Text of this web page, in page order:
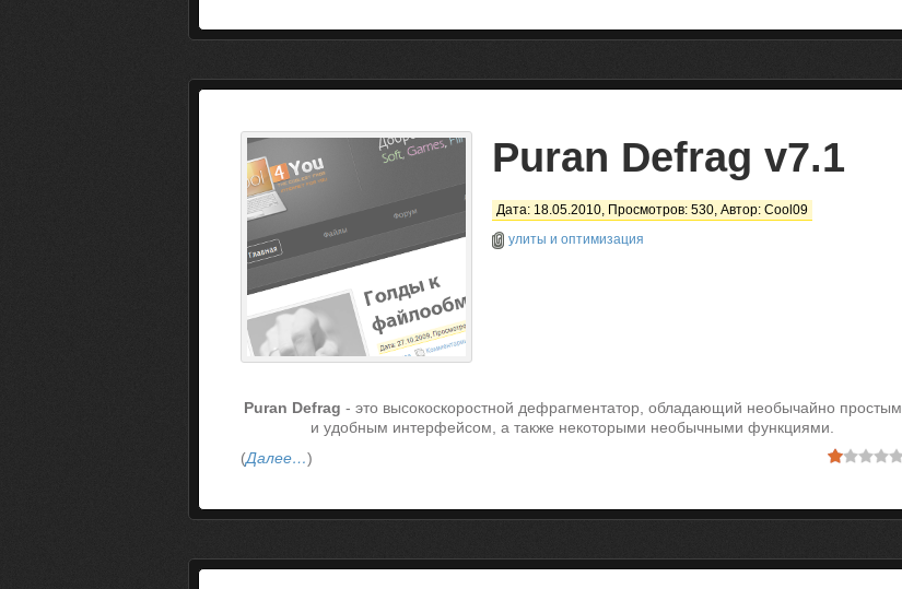
Puran Defrag v7.1
Дата: 18.05.2010, Просмотров: 530, Автор: Cool09
улиты и оптимизация
Puran Defrag - это высокоскоростной дефрагментатор, обладающий необычайно простым
и удобным интерфейсом, а также некоторыми необычными функциями.
(Далее…)